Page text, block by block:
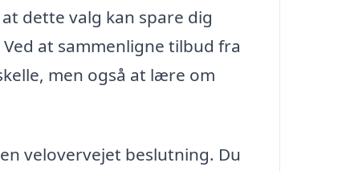
dette valg kan spare dig
at sammenligne tilbud fra
men også at lære om
velovervejet beslutning. Du